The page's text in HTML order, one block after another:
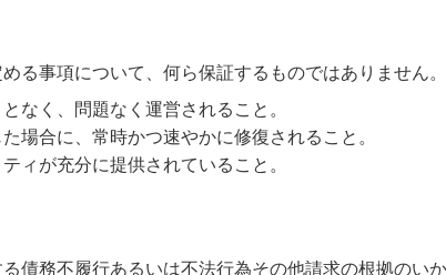
る事項について、何ら保証するものではありません。
なく、問題なく運営されること。
場合に、常時かつ速やかに修復されること。
ィが充分に提供されていること。
債務不履行あるいは不法行為その他請求の根拠の